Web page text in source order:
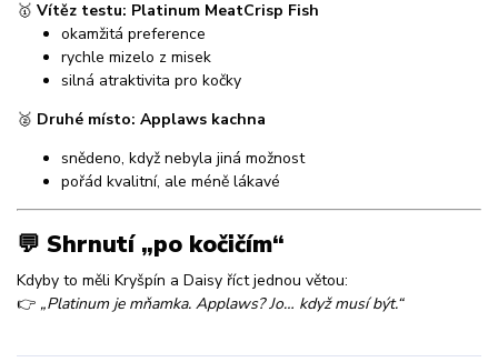
🥇 Vítěz testu: Platinum MeatCrisp Fish
okamžitá preference
rychle mizelo z misek
silná atraktivita pro kočky
🥈 Druhé místo: Applaws kachna
snědeno, když nebyla jiná možnost
pořád kvalitní, ale méně lákavé
💬 Shrnutí „po kočičím“
Kdyby to měli Kryšpín a Daisy říct jednou větou:
👉 „Platinum je mňamka. Applaws? Jo… když musí být.“